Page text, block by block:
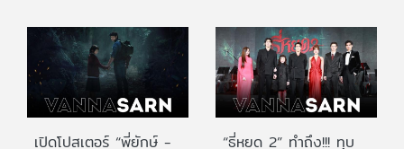
เปิดโปสเตอร์ “พี่ยักษ์ -
“ธี่หยด 2” ทำถึง!!! ทุบ